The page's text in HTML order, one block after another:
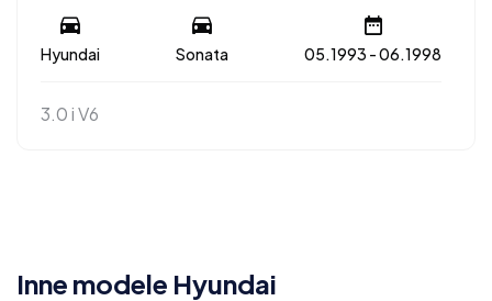
Hyundai Sonata 05.1993 - 06.1998
3.0 i V6
Inne modele Hyundai